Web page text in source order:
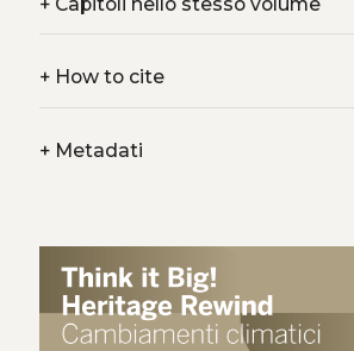
+How to cite
+Metadati